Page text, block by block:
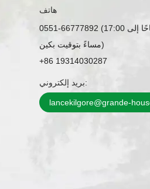
هاتف
0551-66777892 (أيام الأسبوع من الساعة 9:00 صباحًا إلى 17:00
مساءً بتوقيت بكين)
+86 19314030287
بريد إلكتروني:
lancekilgore@grande-